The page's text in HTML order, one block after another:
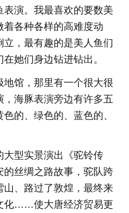
演。我最喜欢的要数美
着各种各样的高难度动
，最有趣的是美人鱼们
她们身边钻进钻出。
馆，那里有一个很大很
海豚表演旁边有许多五
的、绿色的、蓝色的、
大型实景演出《驼铃传
丝绸之路故事，驼队跨
、路过了敦煌，最终来
化……使大唐经济贸易更